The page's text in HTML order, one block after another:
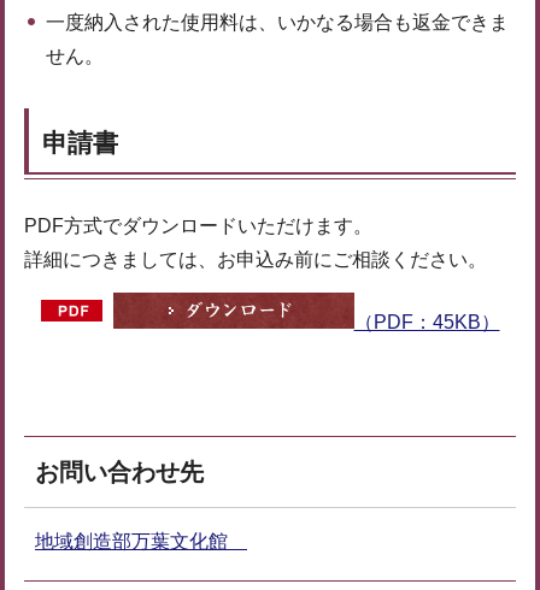
一度納入された使用料は、いかなる場合も返金できま
せん。
申請書
PDF方式でダウンロードいただけます。
詳細につきましては、お申込み前にご相談ください。
（PDF：45KB）
お問い合わせ先
地域創造部万葉文化館